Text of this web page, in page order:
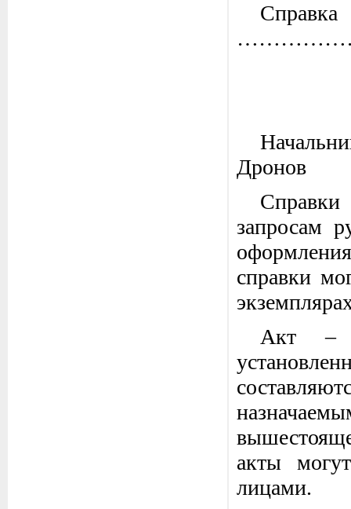
Дронов
Справки
запросам
справки
Акт –
акты
лицами.